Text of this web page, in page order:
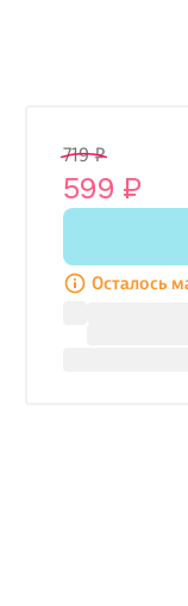
719 ₽
599 ₽
Осталось